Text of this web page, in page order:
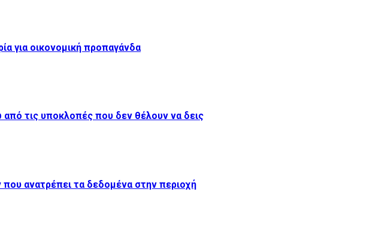
για οικονομική προπαγάνδα
τις υποκλοπές που δεν θέλουν να δεις
ανατρέπει τα δεδομένα στην περιοχή